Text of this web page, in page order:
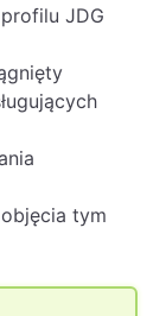
JDG
tym